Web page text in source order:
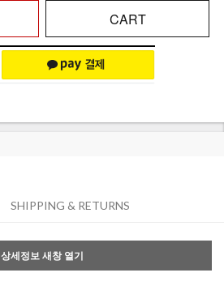
CART
SHIPPING & RETURNS
상세정보 새창 열기